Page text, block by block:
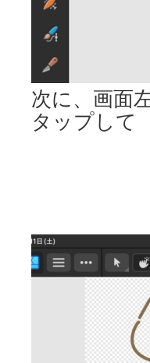
次に、画面
タップして